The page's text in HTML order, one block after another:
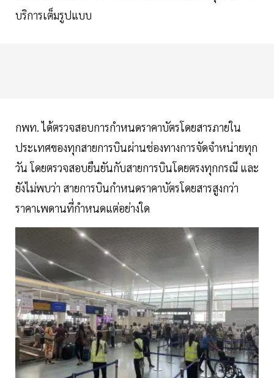
บริการเต็มรูปแบบ
กพท. ได้ตรวจสอบการกำหนดราคาบัตรโดยสารภายใน
ประเทศของทุกสายการบินผ่านช่องทางการจัดจำหน่ายทุก
วัน โดยตรวจสอบยืนยันกับสายการบินโดยตรงทุกกรณี และ
ยังไม่พบว่า สายการบินกำหนดราคาบัตรโดยสารสูงกว่า
ราคาเพดานที่กำหนดแต่อย่างใด